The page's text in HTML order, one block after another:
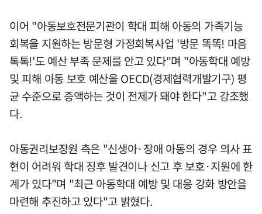
이어 "아동보호전문기관이 학대 피해 아동의 가족기능
회복을 지원하는 방문형 가정회복사업 '방문 똑똑! 마음
톡톡!'도 예산 부족 문제를 안고 있다"며 "아동학대 예방
및 피해 아동 보호 예산을 OECD(경제협력개발기구) 평
균 수준으로 증액하는 것이 전제가 돼야 한다"고 강조했
다.
아동권리보장원 측은 "신생아·장애 아동의 경우 의사 표
현이 어려워 학대 징후 발견이나 신고 후 보호·지원에 한
계가 있다"며 "최근 아동학대 예방 및 대응 강화 방안을
마련해 추진하고 있다"고 밝혔다.